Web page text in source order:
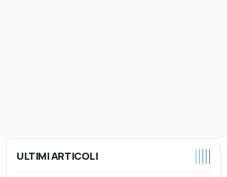
ULTIMI ARTICOLI